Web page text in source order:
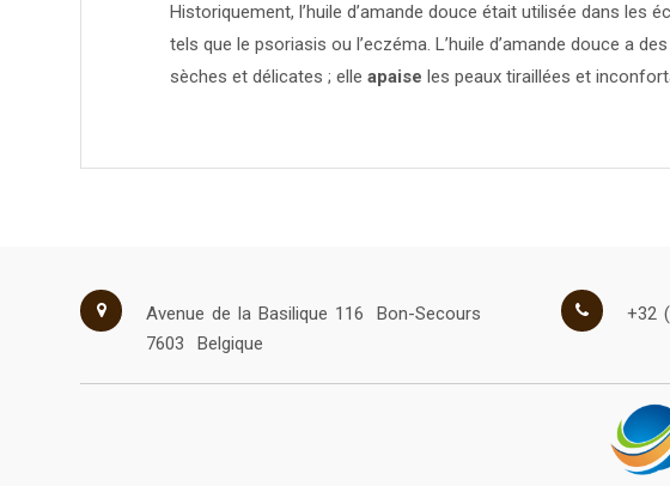
Historiquement, l’huile d’amande douce était utilisée dans
tels que le psoriasis ou l’eczéma. L’huile d’amande douce a
sèches et délicates ; elleapaise les peaux tiraillées et
Avenue de la Basilique 116
Bon-Secours
7603
Belgique
+32